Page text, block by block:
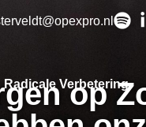
Radicale Verbetering
op